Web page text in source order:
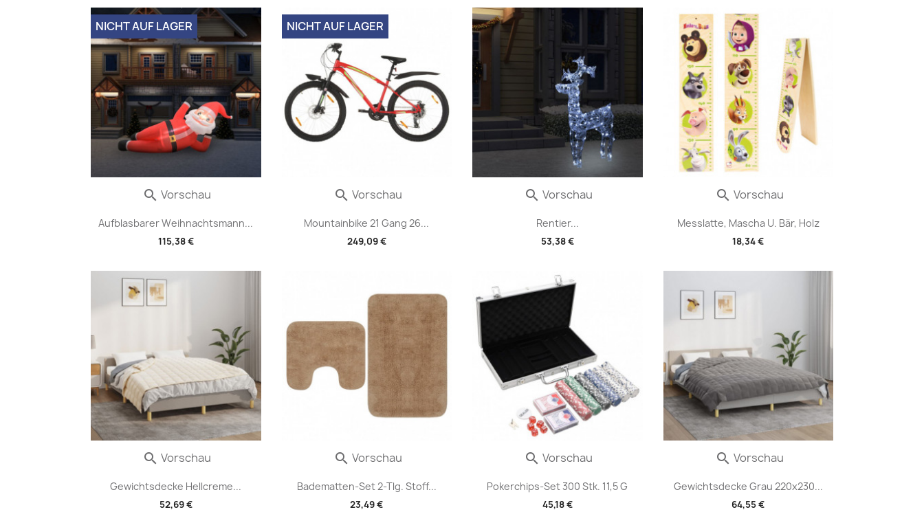
Aufblasbarer Weihnachtsmann...
115,38 €
NICHT AUF LAGER
 Vorschau
Mountainbike 21 Gang 26...
249,09 €
NICHT AUF LAGER
 Vorschau
Rentier...
53,38 €
 Vorschau
Messlatte, Mascha U. Bär, Holz
18,34 €
 Vorschau
Gewichtsdecke Hellcreme...
52,69 €
 Vorschau
Badematten-Set 2-Tlg. Stoff...
23,49 €
 Vorschau
Pokerchips-Set 300 Stk. 11,5 G
45,18 €
 Vorschau
Gewichtsdecke Grau 220x230...
64,55 €
 Vorschau